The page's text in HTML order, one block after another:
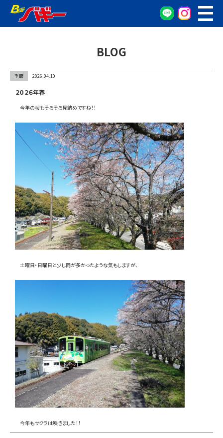
WEB予約
無料査定窓口
車両検索
カンタン査定
車検/整備
グーネット在庫確認
会社概要
お問い合わせ
BLOG
季節 2026.04.10
２０２６年春
今年の桜もそろそろ見納めですね！！
土曜日・日曜日と少し雨が多かったような気もしますが、
今年もサクラは咲きました！！